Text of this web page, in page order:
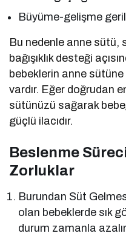
Büyüme-gelişme
Bu nedenle anne sütü,
bağışıklık desteği
bebeklerin anne
vardır. Eğer doğrudan
sütünüzü sağarak
güçlü ilacıdır.
Beslenme
Zorluklar
Burundan Süt
olan bebeklerde sık
durum zamanla